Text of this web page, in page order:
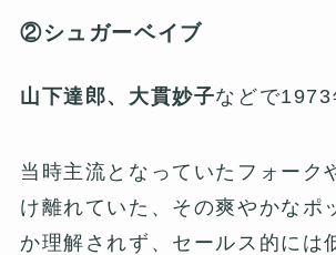
②シュガーベイブ
山下達郎、大貫妙子などで1973
当時主流となっていたフォーク
け離れていた、その爽やかなポ
か理解されず、セールス的には